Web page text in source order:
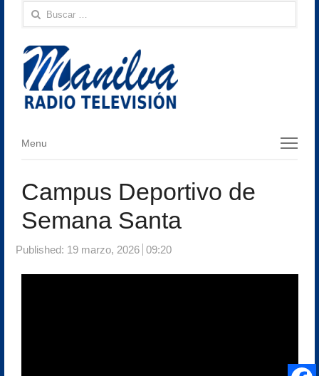
Buscar:
Menu
Menu
Campus Deportivo de
Semana Santa
Published: 19 marzo, 2026 09:20